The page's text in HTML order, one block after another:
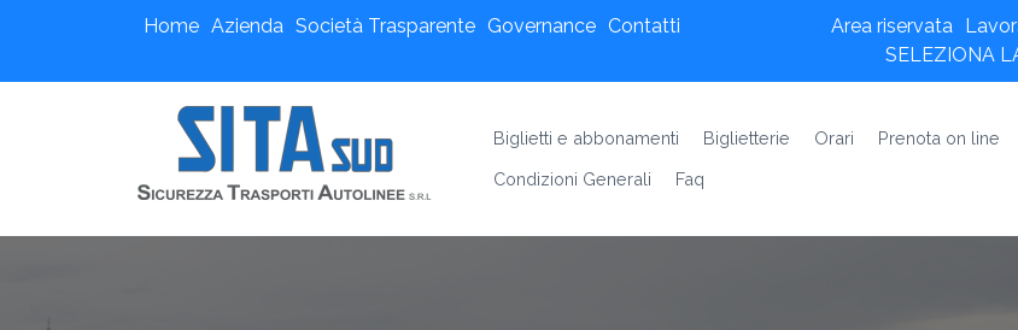
Home Azienda Società Trasparente Governance Contatti Area riservata
SELEZIONA
Biglietti e abbonamenti Biglietterie Orari Prenota on line
Condizioni Generali
Faq